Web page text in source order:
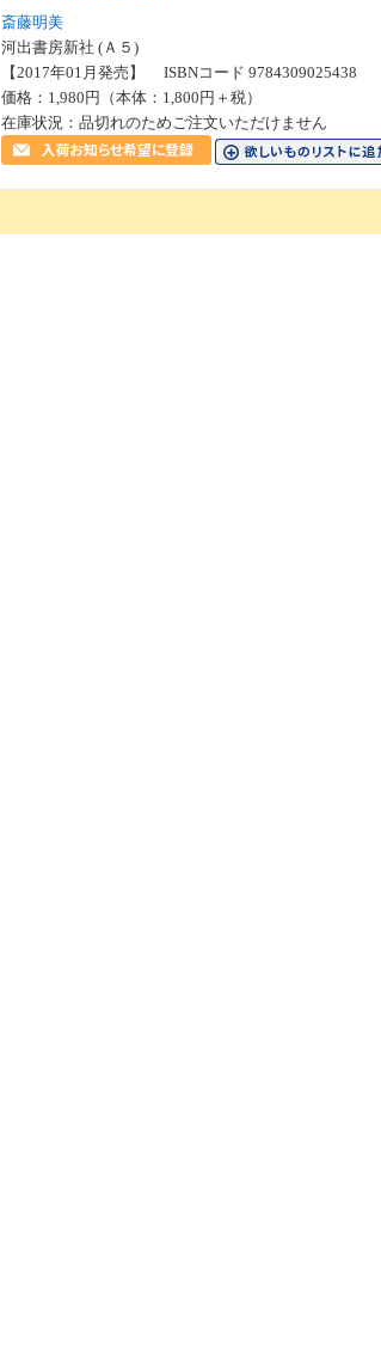
斎藤明美
河出書房新社 (Ａ５)
【2017年01月発売】 ISBNコード 9784309025438
価格：1,980円（本体：1,800円＋税）
在庫状況：品切れのためご注文いただけません